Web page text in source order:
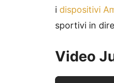
i dispositivi
sportivi in
Video